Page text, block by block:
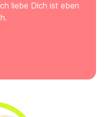
liebe Dich ist eben